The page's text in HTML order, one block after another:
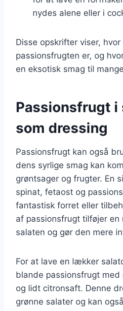
nydes alene eller i
Disse opskrifter viser, hvor
passionsfrugten er, og
en eksotisk smag til
Passionsfrugt i
som dressing
Passionsfrugt kan også
dens syrlige smag kan
grøntsager og frugter. En
spinat, fetaost og
fantastisk forret eller
af passionsfrugt tilføjer en
salaten og gør den mere
For at lave en lækker
blande passionsfrugt med
og lidt citronsaft. Denne
grønne salater og kan